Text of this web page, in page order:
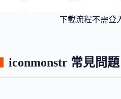
下載流程不需登
iconmonstr 常見問